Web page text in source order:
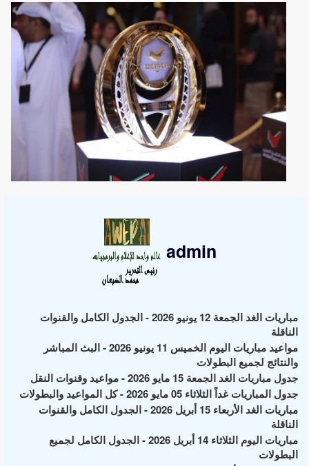
admin
مباريات الغد الجمعة 12 يونيو 2026 - الجدول الكامل والقنوات
الناقلة
مواعيد مباريات اليوم الخميس 11 يونيو 2026 - البث المباشر
والنتائج لجميع البطولات
جدول مباريات الغد الجمعة 15 مايو 2026 - مواعيد وقنوات النقل
جدول المباريات غداً الثلاثاء 05 مايو 2026 - كل المواعيد والبطولات
مباريات الغد الأربعاء 15 أبريل 2026 - الجدول الكامل والقنوات
الناقلة
مباريات اليوم الثلاثاء 14 أبريل 2026 - الجدول الكامل لجميع
البطولات